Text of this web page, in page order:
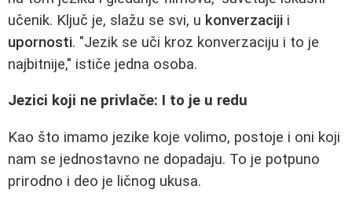
učenik. Ključ je, slažu se svi, u konverzaciji i
upornosti. "Jezik se uči kroz konverzaciju i to je
najbitnije," ističe jedna osoba.
Jezici koji ne privlače: I to je u redu
Kao što imamo jezike koje volimo, postoje i oni koji
nam se jednostavno ne dopadaju. To je potpuno
prirodno i deo je ličnog ukusa.